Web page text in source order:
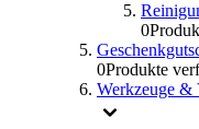
0
0Produkte
Werkzeuge &